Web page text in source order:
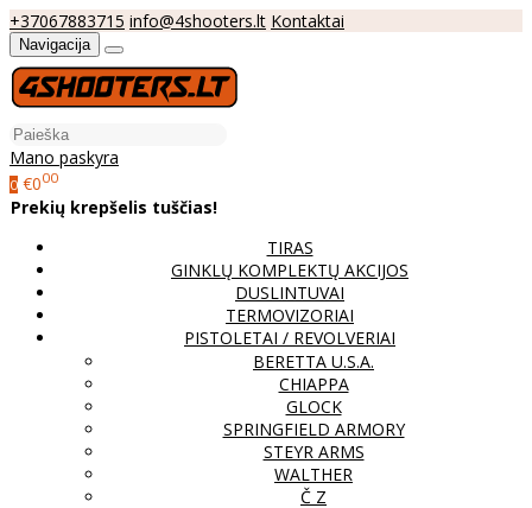
+37067883715 info@4shooters.lt Kontaktai
Navigacija
Mano paskyra
0 €000
Prekių krepšelis tuščias!
TIRAS
GINKLŲ KOMPLEKTŲ AKCIJOS
DUSLINTUVAI
TERMOVIZORIAI
PISTOLETAI / REVOLVERIAI
BERETTA U.S.A.
CHIAPPA
GLOCK
SPRINGFIELD ARMORY
STEYR ARMS
WALTHER
Č Z